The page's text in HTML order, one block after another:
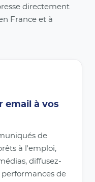
directement
France et à
email à vos
de
à l'emploi,
diffusez-
performances de